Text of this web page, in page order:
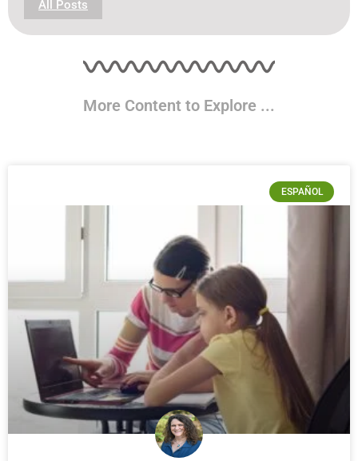
All Posts
More Content to Explore ...
ESPAÑOL